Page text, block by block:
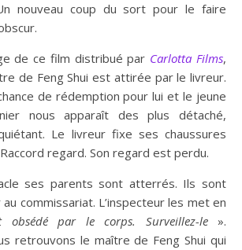
nouveau coup du sort pour le faire
de ce film distribué par Carlotta Films,
de Feng Shui est attirée par le livreur.
de rédemption pour lui et le jeune
nous apparaît des plus détaché,
Le livreur fixe ses chaussures
regard. Son regard est perdu.
ses parents sont atterrés. Ils sont
commissariat. L’inspecteur les met en
par le corps. Surveillez-le».
retrouvons le maître de Feng Shui qui